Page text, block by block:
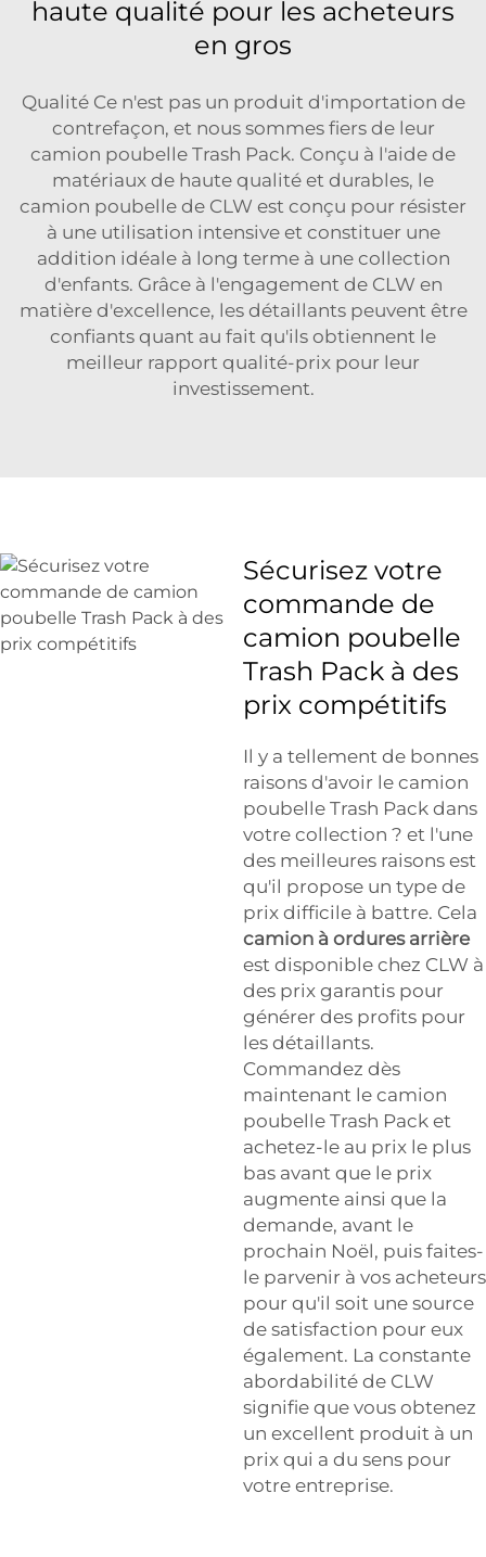
haute qualité pour les acheteurs
en gros
Qualité Ce n'est pas un produit d'importation de
contrefaçon, et nous sommes fiers de leur
camion poubelle Trash Pack. Conçu à l'aide de
matériaux de haute qualité et durables, le
camion poubelle de CLW est conçu pour résister
à une utilisation intensive et constituer une
addition idéale à long terme à une collection
d'enfants. Grâce à l'engagement de CLW en
matière d'excellence, les détaillants peuvent être
confiants quant au fait qu'ils obtiennent le
meilleur rapport qualité-prix pour leur
investissement.
Sécurisez votre
commande de
camion poubelle
Trash Pack à des
prix compétitifs
Il y a tellement de bonnes
raisons d'avoir le camion
poubelle Trash Pack dans
votre collection ? et l'une
des meilleures raisons est
qu'il propose un type de
prix difficile à battre. Cela
camion à ordures arrière
est disponible chez CLW à
des prix garantis pour
générer des profits pour
les détaillants.
Commandez dès
maintenant le camion
poubelle Trash Pack et
achetez-le au prix le plus
bas avant que le prix
augmente ainsi que la
demande, avant le
prochain Noël, puis faites-
le parvenir à vos acheteurs
pour qu'il soit une source
de satisfaction pour eux
également. La constante
abordabilité de CLW
signifie que vous obtenez
un excellent produit à un
prix qui a du sens pour
votre entreprise.